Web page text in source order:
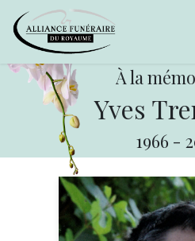
À la
Yves
1966 -